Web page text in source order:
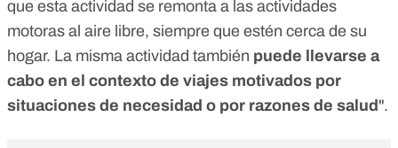
que esta actividad se remonta a las actividades
motoras al aire libre, siempre que estén cerca de su
hogar. La misma actividad también puede llevarse a
cabo en el contexto de viajes motivados por
situaciones de necesidad o por razones de salud ".